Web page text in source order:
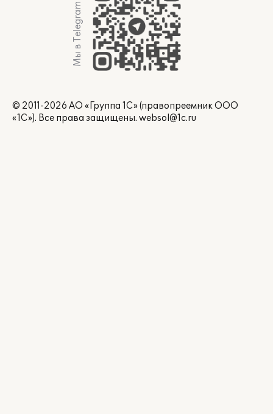
Мы в Telegram
© 2011-2026 АО «Группа 1С» (правопреемник ООО
«1С»). Все права защищены. websol@1c.ru